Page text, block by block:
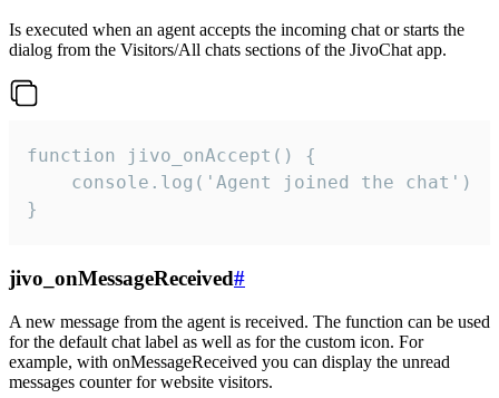
Is executed when an agent accepts the incoming chat or starts the
dialog from the Visitors/All chats sections of the JivoChat app.
function jivo_onAccept() {
}
jivo_onMessageReceived#
A new message from the agent is received. The function can be used
for the default chat label as well as for the custom icon. For
example, with onMessageReceived you can display the unread
messages counter for website visitors.